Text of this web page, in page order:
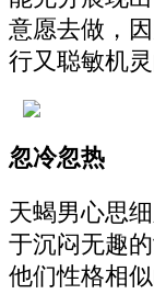
意愿去做，
行又聪敏机灵
忽冷忽热
天蝎男心思
于沉闷无趣
他们性格相